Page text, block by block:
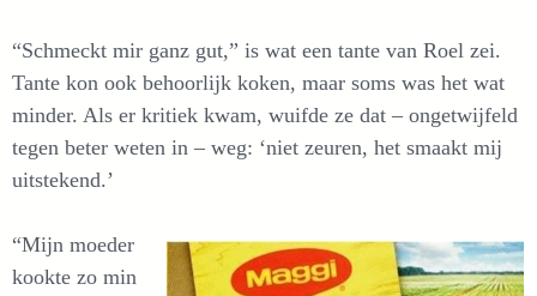
“Schmeckt mir ganz gut,” is wat een tante van Roel zei.
Tante kon ook behoorlijk koken, maar soms was het wat
minder. Als er kritiek kwam, wuifde ze dat – ongetwijfeld
tegen beter weten in – weg: ‘niet zeuren, het smaakt mij
uitstekend.’
“Mijn moeder
kookte zo min